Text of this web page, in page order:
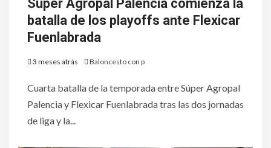
Súper Agropal Palencia comienza la
batalla de los playoffs ante Flexicar
Fuenlabrada
3 meses atrás Baloncesto con p
Cuarta batalla de la temporada entre Súper Agropal
Palencia y Flexicar Fuenlabrada tras las dos jornadas
de liga y la...